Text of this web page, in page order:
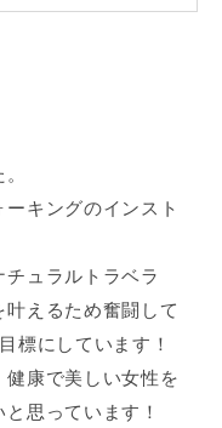
キングのインスト
ュラルトラベラ
えるため奮闘して
標にしています！
健康で美しい女性を
思っています！